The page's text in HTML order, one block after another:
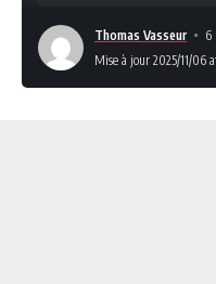
Thomas Vasseur
6
Mise à jour 2025/11/06